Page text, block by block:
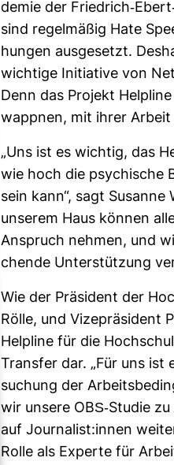
demie der Fried­rich-​
sind regel­mäßig Hate
hungen aus­ge­setzt.
wich­tige Initia­tive von
Denn das Pro­jekt
wappnen, mit ihrer Arbeit
„Uns ist es wichtig, das
wie hoch die psy­chi­sche
sein kann“, sagt Susanne
unserem Haus können
Anspruch nehmen, und
chende Unter­stüt­zung
Wie der Prä­si­dent der
Rölle, und Vize­prä­si­dent
Hel­pline für die
Transfer dar. „Für uns
su­chung der
wir unsere OBS-​Studie
auf Jour­na­list:innen
Rolle als Experte für